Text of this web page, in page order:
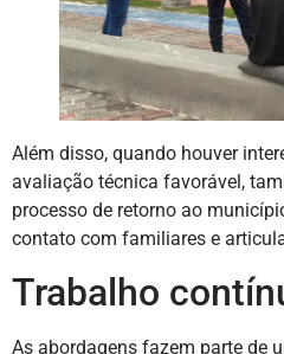
Além disso, quando houver
avaliação técnica favorável,
processo de retorno ao
contato com familiares e
Trabalho
As abordagens fazem parte de